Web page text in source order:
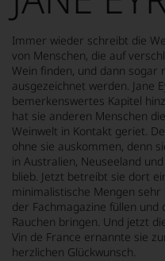
Immer wieder schreibt die
von Menschen, die auf
Wein finden, und dann sogar
ausgezeichnet werden. Jane
bemerkenswertes Kapitel
hat sie anderen Menschen
Weinwelt in Kontakt geriet.
ohne sie auskommen, denn
in Australien, Neuseeland
blieb. Jetzt betreibt sie dort
minimalistische Mengen sehr
der Fachmagazine füllen und
Rauchen bringen. Und jetzt
Vin de France ernannte sie
herzlichen Glückwunsch.